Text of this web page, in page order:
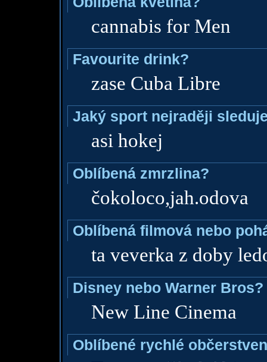
cannabis for Men
Favourite drink?
zase Cuba Libre
Jaký sport nejraději
asi hokej
Oblíbená zmrzlina?
čokoloco,jah.odova
Oblíbená filmová nebo
ta veverka z doby
Disney nebo Warner Bros?
New Line Cinema
Oblíbené rychlé